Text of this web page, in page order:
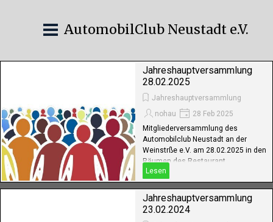
AutomobilClub Neustadt e.V.
Jahreshauptversammlung
28.02.2025
Jahreshauptversammlung
nohau
28 Feb 2025
Mitgliederversammlung des
Automobilclub Neustadt an der
Weinstrße e.V. am 28.02.2025 in den
Räumen des Restaurant
Hildenbrandseck, NW-Königsbach
Lesen
Jahreshauptversammlung
23.02.2024